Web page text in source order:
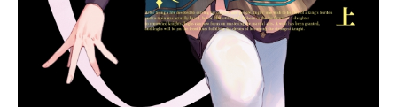
紀：望月麻衣久我崎晴嵐：福山潤風
見鈴蘭：徳井青空榎本進司：榎木淳
弥浅宮七瀬：大西沙織スタッフ原
作：久追遥希（MF文庫J『ライア
ー・ライアー』...